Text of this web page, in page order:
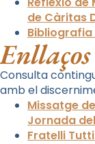
de Càritas
Bibliografia
Enllaços
Consulta
amb el
Missatge
Jornada
Fratelli